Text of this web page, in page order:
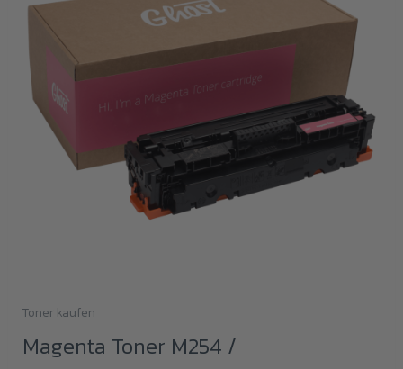
Toner kaufen
Magenta Toner M254 /